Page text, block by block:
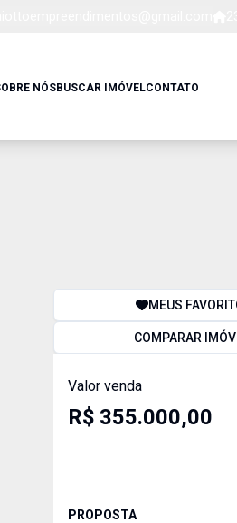
NÓSBUSCAR IMÓVELCONTATO
MEUS
COMPARAR
Valor venda
R$ 355.000,00
PROPOSTA